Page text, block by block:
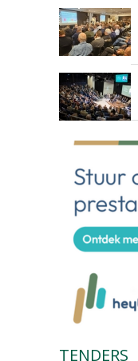
TENDERS